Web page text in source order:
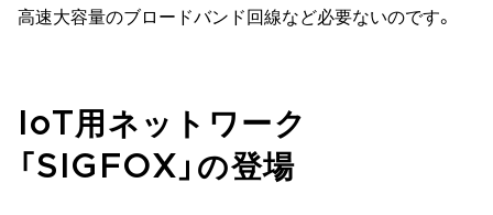
高速大容量のブロードバンド回線など必要ないのです。
IoT用ネットワーク
「SIGFOX」の登場